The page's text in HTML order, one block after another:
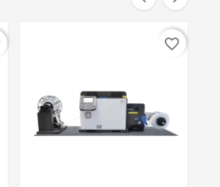
favorite_border